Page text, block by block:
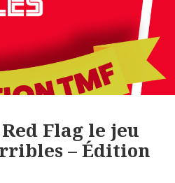
Flag le jeu
– Édition